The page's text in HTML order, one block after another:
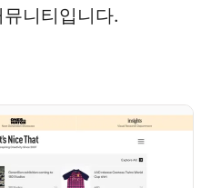
니티입니다.